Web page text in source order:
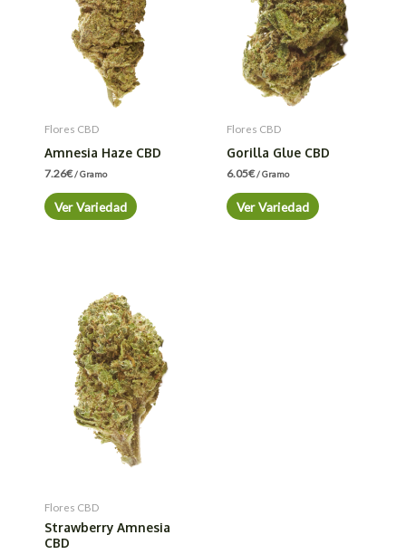
Flores CBD
Amnesia Haze CBD
7.26€/ Gramo
Ver Variedad
Flores CBD
Gorilla Glue CBD
6.05€/ Gramo
Ver Variedad
Flores CBD
Strawberry Amnesia
CBD